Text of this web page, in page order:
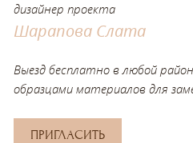
дизайнер проекта
Шарапова Слата
Выезд бесплатно в любой
образцами материалов для
ПРИГЛАСИТЬ